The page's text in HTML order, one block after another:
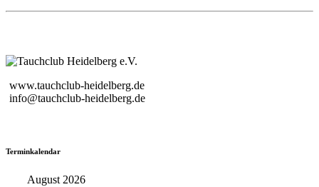
www.tauchclub-heidelberg.de
info@tauchclub-heidelberg.de
Terminkalendar
August 2026